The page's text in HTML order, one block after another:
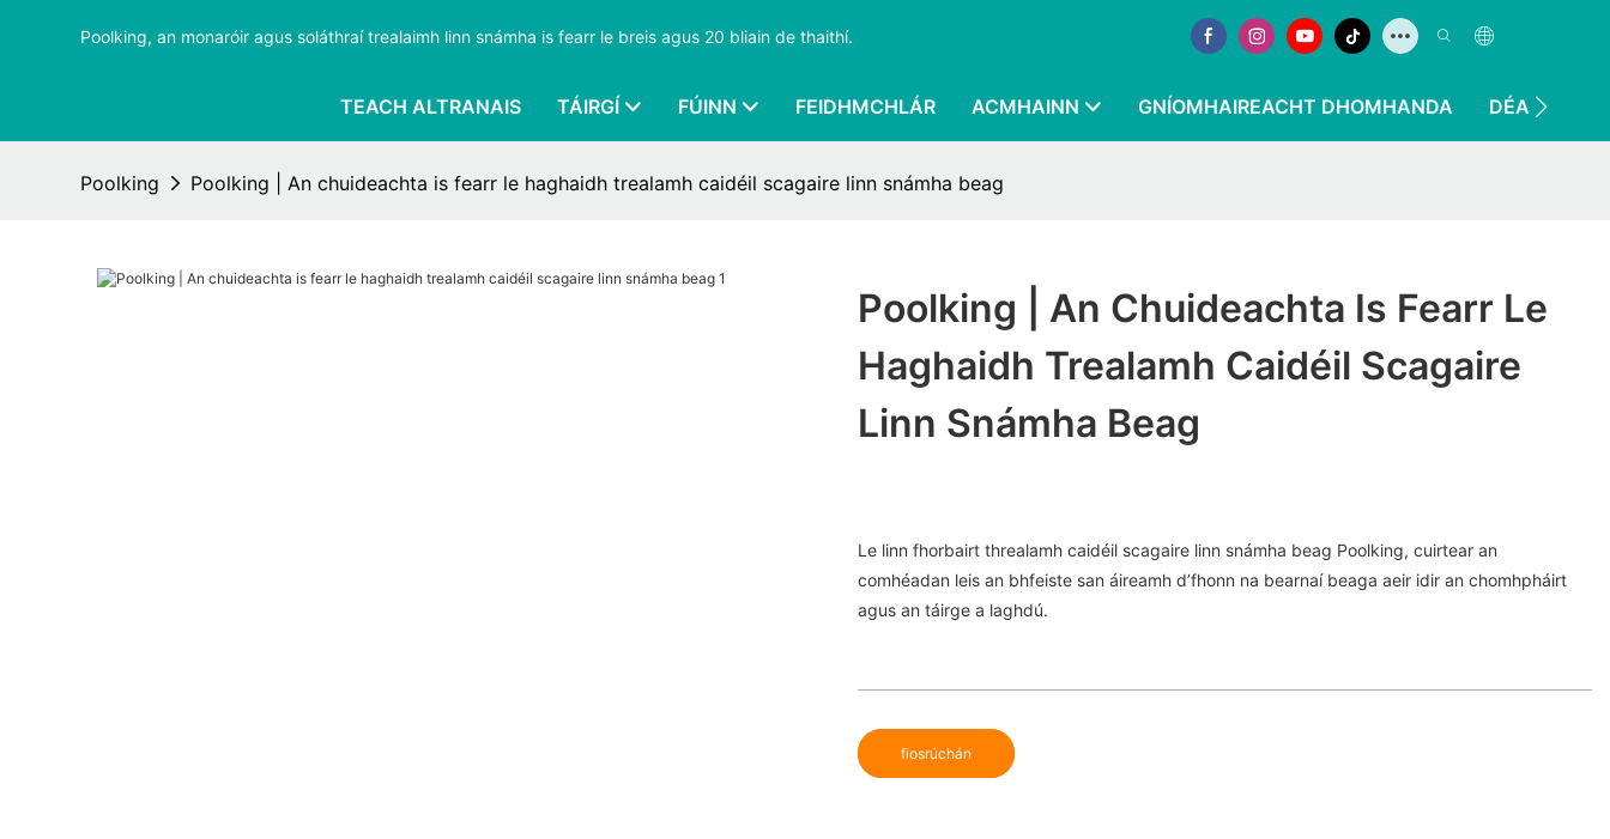
Poolking, an monaróir agus soláthraí trealaimh linn snámha is fearr le breis agus 20 bliain de thaithí.
TEACH ALTRANAIS TÁIRGÍ FÚINN FEIDHMCHLÁR ACMHAINN GNÍOMHAIREACHT DHOMHANDA DÉAN
Poolking Poolking | An chuideachta is fearr le haghaidh trealamh caidéil scagaire linn snámha beag
Poolking | An Chuideachta Is Fearr Le
Haghaidh Trealamh Caidéil Scagaire
Linn Snámha Beag
Le linn fhorbairt threalamh caidéil scagaire linn snámha beag Poolking, cuirtear an
comhéadan leis an bhfeiste san áireamh d’fhonn na bearnaí beaga aeir idir an chomhpháirt
agus an táirge a laghdú.
fiosrúchán